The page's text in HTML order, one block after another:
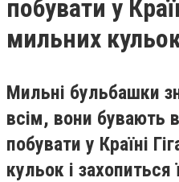
побувати у
мильних
Мильні бульбашки
всім, вони бувають
побувати у Країні
кульок і захопиться